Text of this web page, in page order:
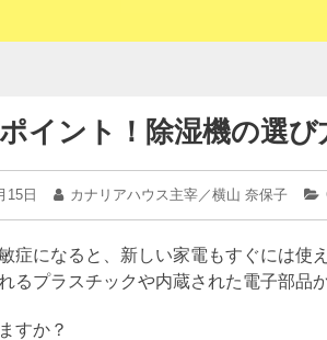
イント！除湿機の選び
15日
2024
月
15
日
投
カナリアハウス主宰／横山 奈保子
症になると、新しい家電もすぐには使え
るプラスチックや内蔵された電子部品
すか？